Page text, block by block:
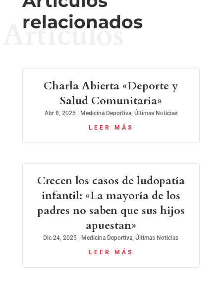
relacionados
Artículos
Charla Abierta «Deporte y
Salud Comunitaria»
Abr 8, 2026| Medicina Deportiva, Últimas Noticias
LEER MÁS
Crecen los casos de ludopatía
infantil: «La mayoría de los
padres no saben que sus hijos
apuestan»
Dic 24, 2025 Medicina Deportiva,Últimas Noticias
LEER MÁS